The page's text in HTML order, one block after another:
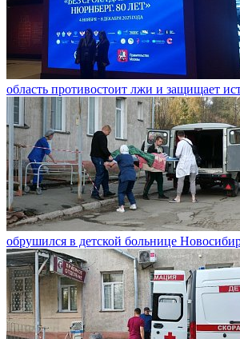
область противостоит лжи и защищает
обрушился в детской больнице